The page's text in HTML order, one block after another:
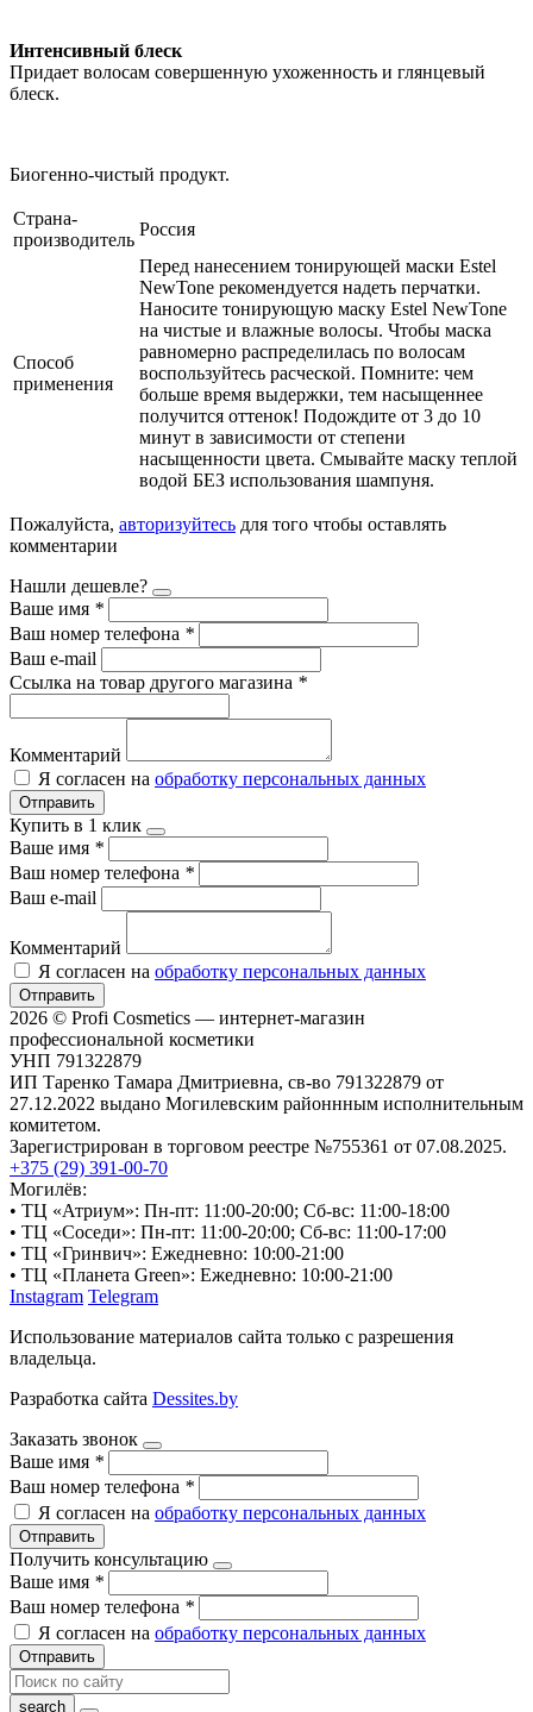
Интенсивный блеск
Придает волосам совершенную ухоженность и глянцевый
блеск.
Биогенно-чистый продукт.
Страна-
производитель
Россия
Способ
применения
Перед нанесением тонирующей маски Estel
NewTone рекомендуется надеть перчатки.
Наносите тонирующую маску Estel NewTone
на чистые и влажные волосы. Чтобы маска
равномерно распределилась по волосам
воспользуйтесь расческой. Помните: чем
больше время выдержки, тем насыщеннее
получится оттенок! Подождите от 3 до 10
минут в зависимости от степени
насыщенности цвета. Смывайте маску теплой
водой БЕЗ использования шампуня.
Пожалуйста, авторизуйтесь для того чтобы оставлять
комментарии
Нашли дешевле?
Ваше имя *
Ваш номер телефона *
Ваш e-mail
Ссылка на товар другого магазина *
Комментарий
Я согласен на обработку персональных данных
Отправить
Купить в 1 клик
Ваше имя *
Ваш номер телефона *
Ваш e-mail
Комментарий
Я согласен на обработку персональных данных
Отправить
2026 © Profi Cosmetics — интернет-магазин
профессиональной косметики
УНП 791322879
ИП Таренко Тамара Дмитриевна, св-во 791322879 от
27.12.2022 выдано Могилевским районнным исполнительным
комитетом.
Зарегистрирован в торговом реестре №755361 от 07.08.2025.
+375 (29) 391-00-70
Могилёв:
• ТЦ «Атриум»: Пн-пт: 11:00-20:00; Сб-вс: 11:00-18:00
• ТЦ «Соседи»: Пн-пт: 11:00-20:00; Сб-вс: 11:00-17:00
• ТЦ «Гринвич»: Ежедневно: 10:00-21:00
• ТЦ «Планета Green»: Ежедневно: 10:00-21:00
Instagram Telegram
Использование материалов сайта только с разрешения
владельца.
Разработка сайта Dessites.by
Заказать звонок
Ваше имя *
Ваш номер телефона *
Я согласен на обработку персональных данных
Отправить
Получить консультацию
Ваше имя *
Ваш номер телефона *
Я согласен на обработку персональных данных
Отправить